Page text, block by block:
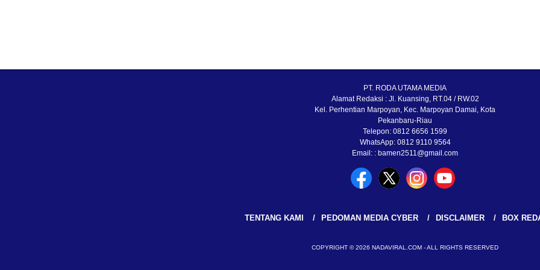
PT. RODA UTAMA MEDIA
Alamat Redaksi : Jl. Kuansing, RT.04 / RW.02
Kel. Perhentian Marpoyan, Kec. Marpoyan Damai, Kota
Pekanbaru-Riau
Telepon: 0812 6656 1599
WhatsApp: 0812 9110 9564
Email: : bamen2511@gmail.com
TENTANG KAMI PEDOMAN MEDIA CYBER DISCLAIMER BOX
COPYRIGHT © 2026 NADAVIRAL.COM - ALL RIGHTS RESERVED